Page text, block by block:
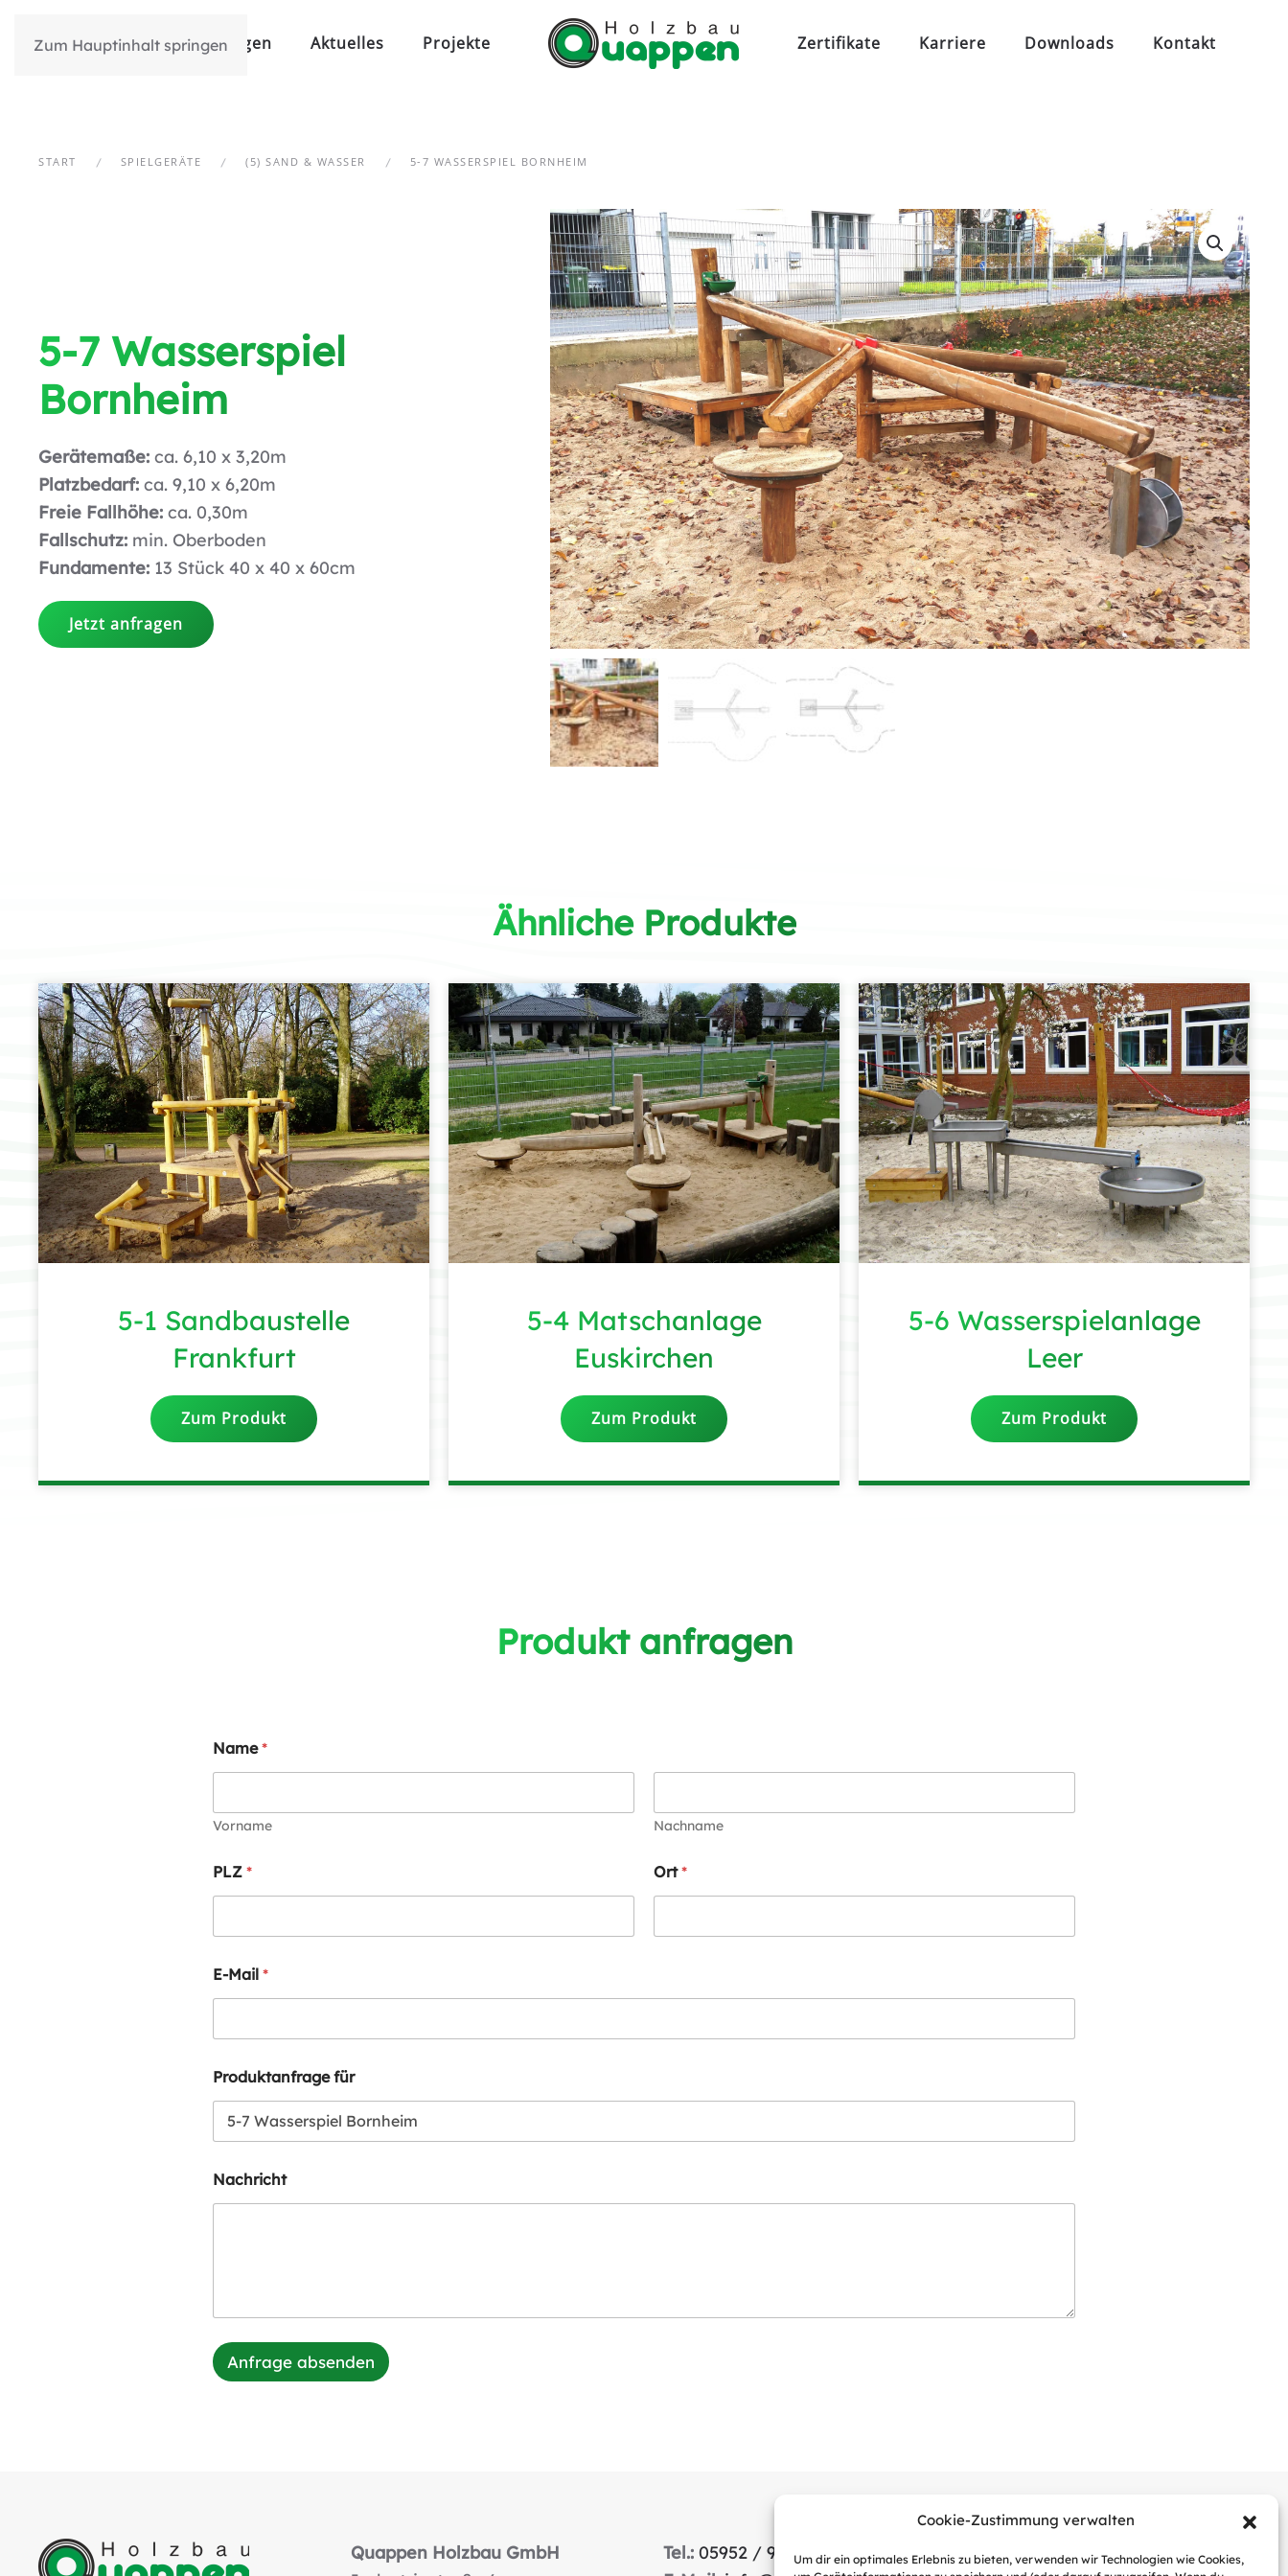
Cookie-Zustimmung verwalten
Um dir ein optimales Erlebnis zu bieten, verwenden wir Technologien wie Cookies,
Zum Hauptinhalt springen
Über Uns Leistungen Aktuelles Projekte Zertifikate Karriere Downloads Kontakt
START SPIELGERÄTE (5) SAND & WASSER 5-7 WASSERSPIEL BORNHEIM
5-7 Wasserspiel
Bornheim
Gerätemaße: ca. 6,10 x 3,20m
Platzbedarf: ca. 9,10 x 6,20m
Freie Fallhöhe: ca. 0,30m
Fallschutz: min. Oberboden
Fundamente: 13 Stück 40 x 40 x 60cm
Jetzt anfragen
Ähnliche Produkte
5-1 Sandbaustelle
Frankfurt
Zum Produkt
5-4 Matschanlage
Euskirchen
Zum Produkt
5-6 Wasserspielanlage
Leer
Zum Produkt
Produkt anfragen
Name*
Vorname Nachname
PLZ * Ort*
E-Mail *
Produktanfrage für
Nachricht
Anfrage absenden
Quappen Holzbau GmbH
Tel.: 05952 / 9311-0
Social Media